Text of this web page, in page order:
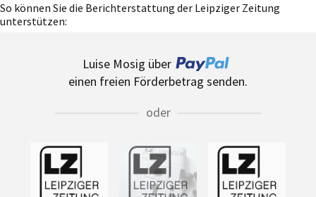
So können Sie die Berichterstattung der Leipziger Zeitung
unterstützen:
Luise Mosig über
einen freien Förderbetrag senden.
oder